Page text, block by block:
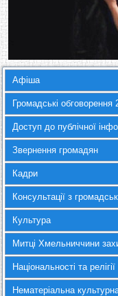
Афіша
Громадські обговорення
Доступ до публічної
Звернення громадян
Кадри
Консультації з
Культура
Митці Хмельниччини
Національності та релігії
Нематеріальна